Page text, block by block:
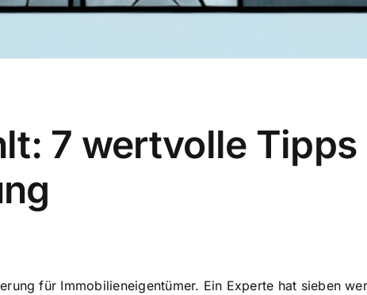
7 wertvolle Tipps
für Immobilieneigentümer. Ein Experte hat sieben